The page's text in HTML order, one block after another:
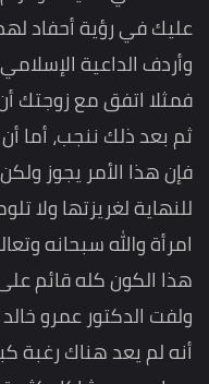
عليك في رؤية أحفاد
وأردف الداعية
فمثلا اتفق مع زوجتك
ثم بعد ذلك ننجب، أما
فإن هذا الأمر يجوز
للنهاية لغريزتها ولا
امرأة والله سبحانه
هذا الكون كله قائم
ولفت الدكتور عمرو
أنه لم يعد هناك رغبة